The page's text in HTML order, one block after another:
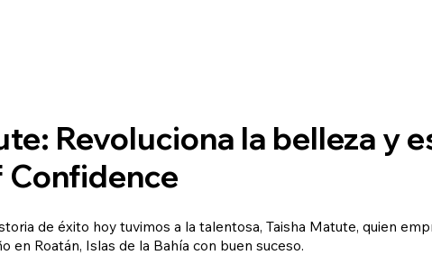
Revoluciona la belleza y
Confidence
de éxito hoy tuvimos a la talentosa, Taisha Matute, quien
en Roatán, Islas de la Bahía con buen suceso.